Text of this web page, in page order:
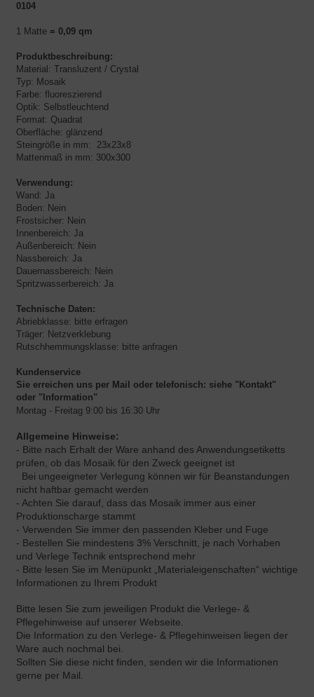
0104
1 Matte = 0,09 qm
Produktbeschreibung:
Material: Transluzent / Crystal
Typ: Mosaik
Farbe: fluoreszierend
Optik: Selbstleuchtend
Format: Quadrat
Oberfläche: glänzend
Steingröße in mm: 23x23x8
Mattenmaß in mm: 300x300
Verwendung:
Wand: Ja
Boden: Nein
Frostsicher: Nein
Innenbereich: Ja
Außenbereich: Nein
Nassbereich: Ja
Dauernassbereich: Nein
Spritzwasserbereich: Ja
Technische Daten:
Abriebklasse: bitte erfragen
Träger: Netzverklebung
Rutschhemmungsklasse: bitte anfragen
Kundenservice
Sie erreichen uns per Mail oder telefonisch: siehe "Kontakt"
oder "Information"
Montag - Freitag 9:00 bis 16:30 Uhr
Allgemeine Hinweise:
- Bitte nach Erhalt der Ware anhand des Anwendungsetiketts
prüfen, ob das Mosaik für den Zweck geeignet ist
Bei ungeeigneter Verlegung können wir für Beanstandungen
nicht haftbar gemacht werden
- Achten Sie darauf, dass das Mosaik immer aus einer
Produktionscharge stammt
- Verwenden Sie immer den passenden Kleber und Fuge
- Bestellen Sie mindestens 3% Verschnitt, je nach Vorhaben
und Verlege Technik entsprechend mehr
- Bitte lesen Sie im Menüpunkt „Materialeigenschaften“ wichtige
Informationen zu Ihrem Produkt
Bitte lesen Sie zum jeweiligen Produkt die Verlege- &
Pflegehinweise auf unserer Webseite.
Die Information zu den Verlege- & Pflegehinweisen liegen der
Ware auch nochmal bei.
Sollten Sie diese nicht finden, senden wir die Informationen
gerne per Mail.